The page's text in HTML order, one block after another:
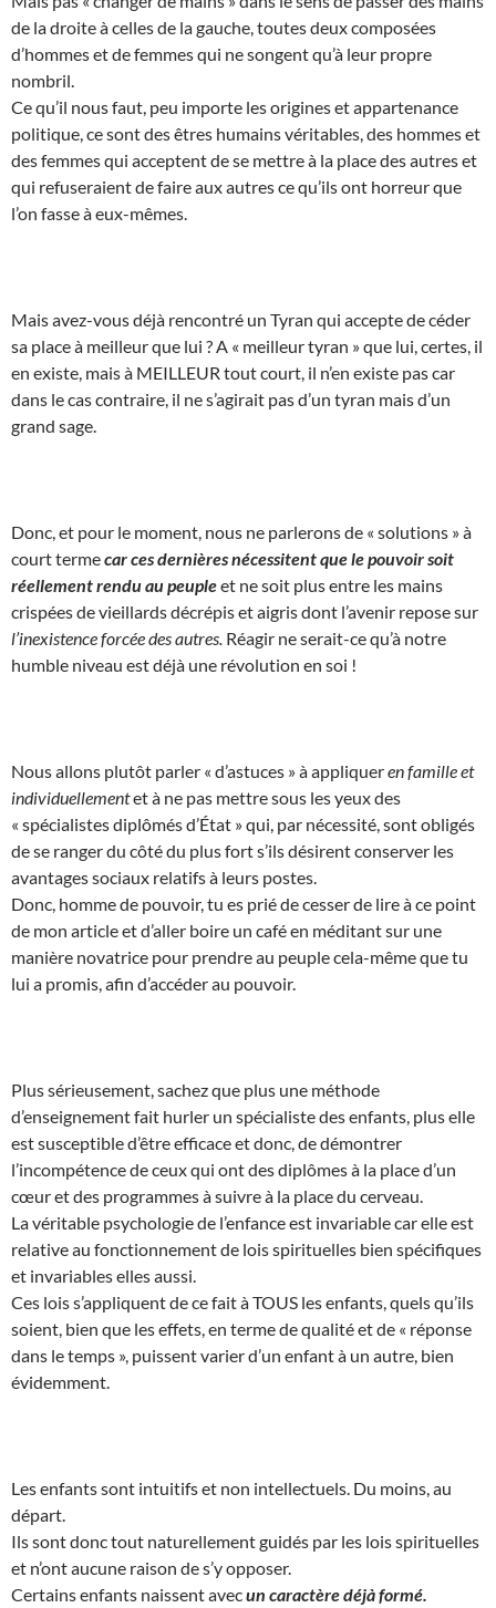
de la droite à celles de la gauche, toutes deux composées
d’hommes et de femmes qui ne songent qu’à leur propre
nombril.
Ce qu’il nous faut, peu importe les origines et appartenance
politique, ce sont des êtres humains véritables, des hommes et
des femmes qui acceptent de se mettre à la place des autres et
qui refuseraient de faire aux autres ce qu’ils ont horreur que
l’on fasse à eux-mêmes.
Mais avez-vous déjà rencontré un Tyran qui accepte de céder
sa place à meilleur que lui ? A « meilleur tyran » que lui, certes, il
en existe, mais à MEILLEUR tout court, il n’en existe pas car
dans le cas contraire, il ne s’agirait pas d’un tyran mais d’un
grand sage.
Donc, et pour le moment, nous ne parlerons de « solutions » à
court termecar ces dernières nécessitent que le pouvoir soit
réellement rendu au peupleet ne soit plus entre les mains
crispées de vieillards décrépis et aigris dont l’avenir repose sur
l’inexistence forcée des autres. Réagir ne serait-ce qu’à notre
humble niveau est déjà une révolution en soi !
Nous allons plutôt parler « d’astuces » à appliqueren famille et
individuellementet à ne pas mettre sous les yeux des
« spécialistes diplômés d’État » qui, par nécessité, sont obligés
de se ranger du côté du plus fort s’ils désirent conserver les
avantages sociaux relatifs à leurs postes.
Donc, homme de pouvoir, tu es prié de cesser de lire à ce point
de mon article et d’aller boire un café en méditant sur une
manière novatrice pour prendre au peuple cela-même que tu
lui a promis, afin d’accéder au pouvoir.
Plus sérieusement, sachez que plus une méthode
d’enseignement fait hurler un spécialiste des enfants, plus elle
est susceptible d’être efficace et donc, de démontrer
l’incompétence de ceux qui ont des diplômes à la place d’un
cœur et des programmes à suivre à la place du cerveau.
La véritable psychologie de l’enfance est invariable car elle est
relative au fonctionnement de lois spirituelles bien spécifiques
et invariables elles aussi.
Ces lois s’appliquent de ce fait à TOUS les enfants, quels qu’ils
soient, bien que les effets, en terme de qualité et de « réponse
dans le temps », puissent varier d’un enfant à un autre, bien
évidemment.
Les enfants sont intuitifs et non intellectuels. Du moins, au
départ.
Ils sont donc tout naturellement guidés par les lois spirituelles
et n’ont aucune raison de s’y opposer.
Certains enfants naissent avecun caractère déjà formé.